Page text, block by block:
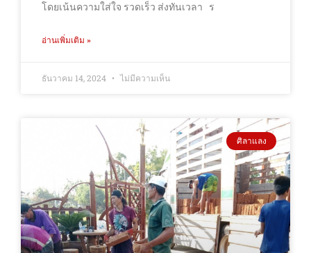
โดยเน้นความใส่ใจ รวดเร็ว ส่งทันเวลา ร
อ่านเพิ่มเติม »
ธันวาคม 14, 2024 ไม่มีความเห็น
ศิลาแลง